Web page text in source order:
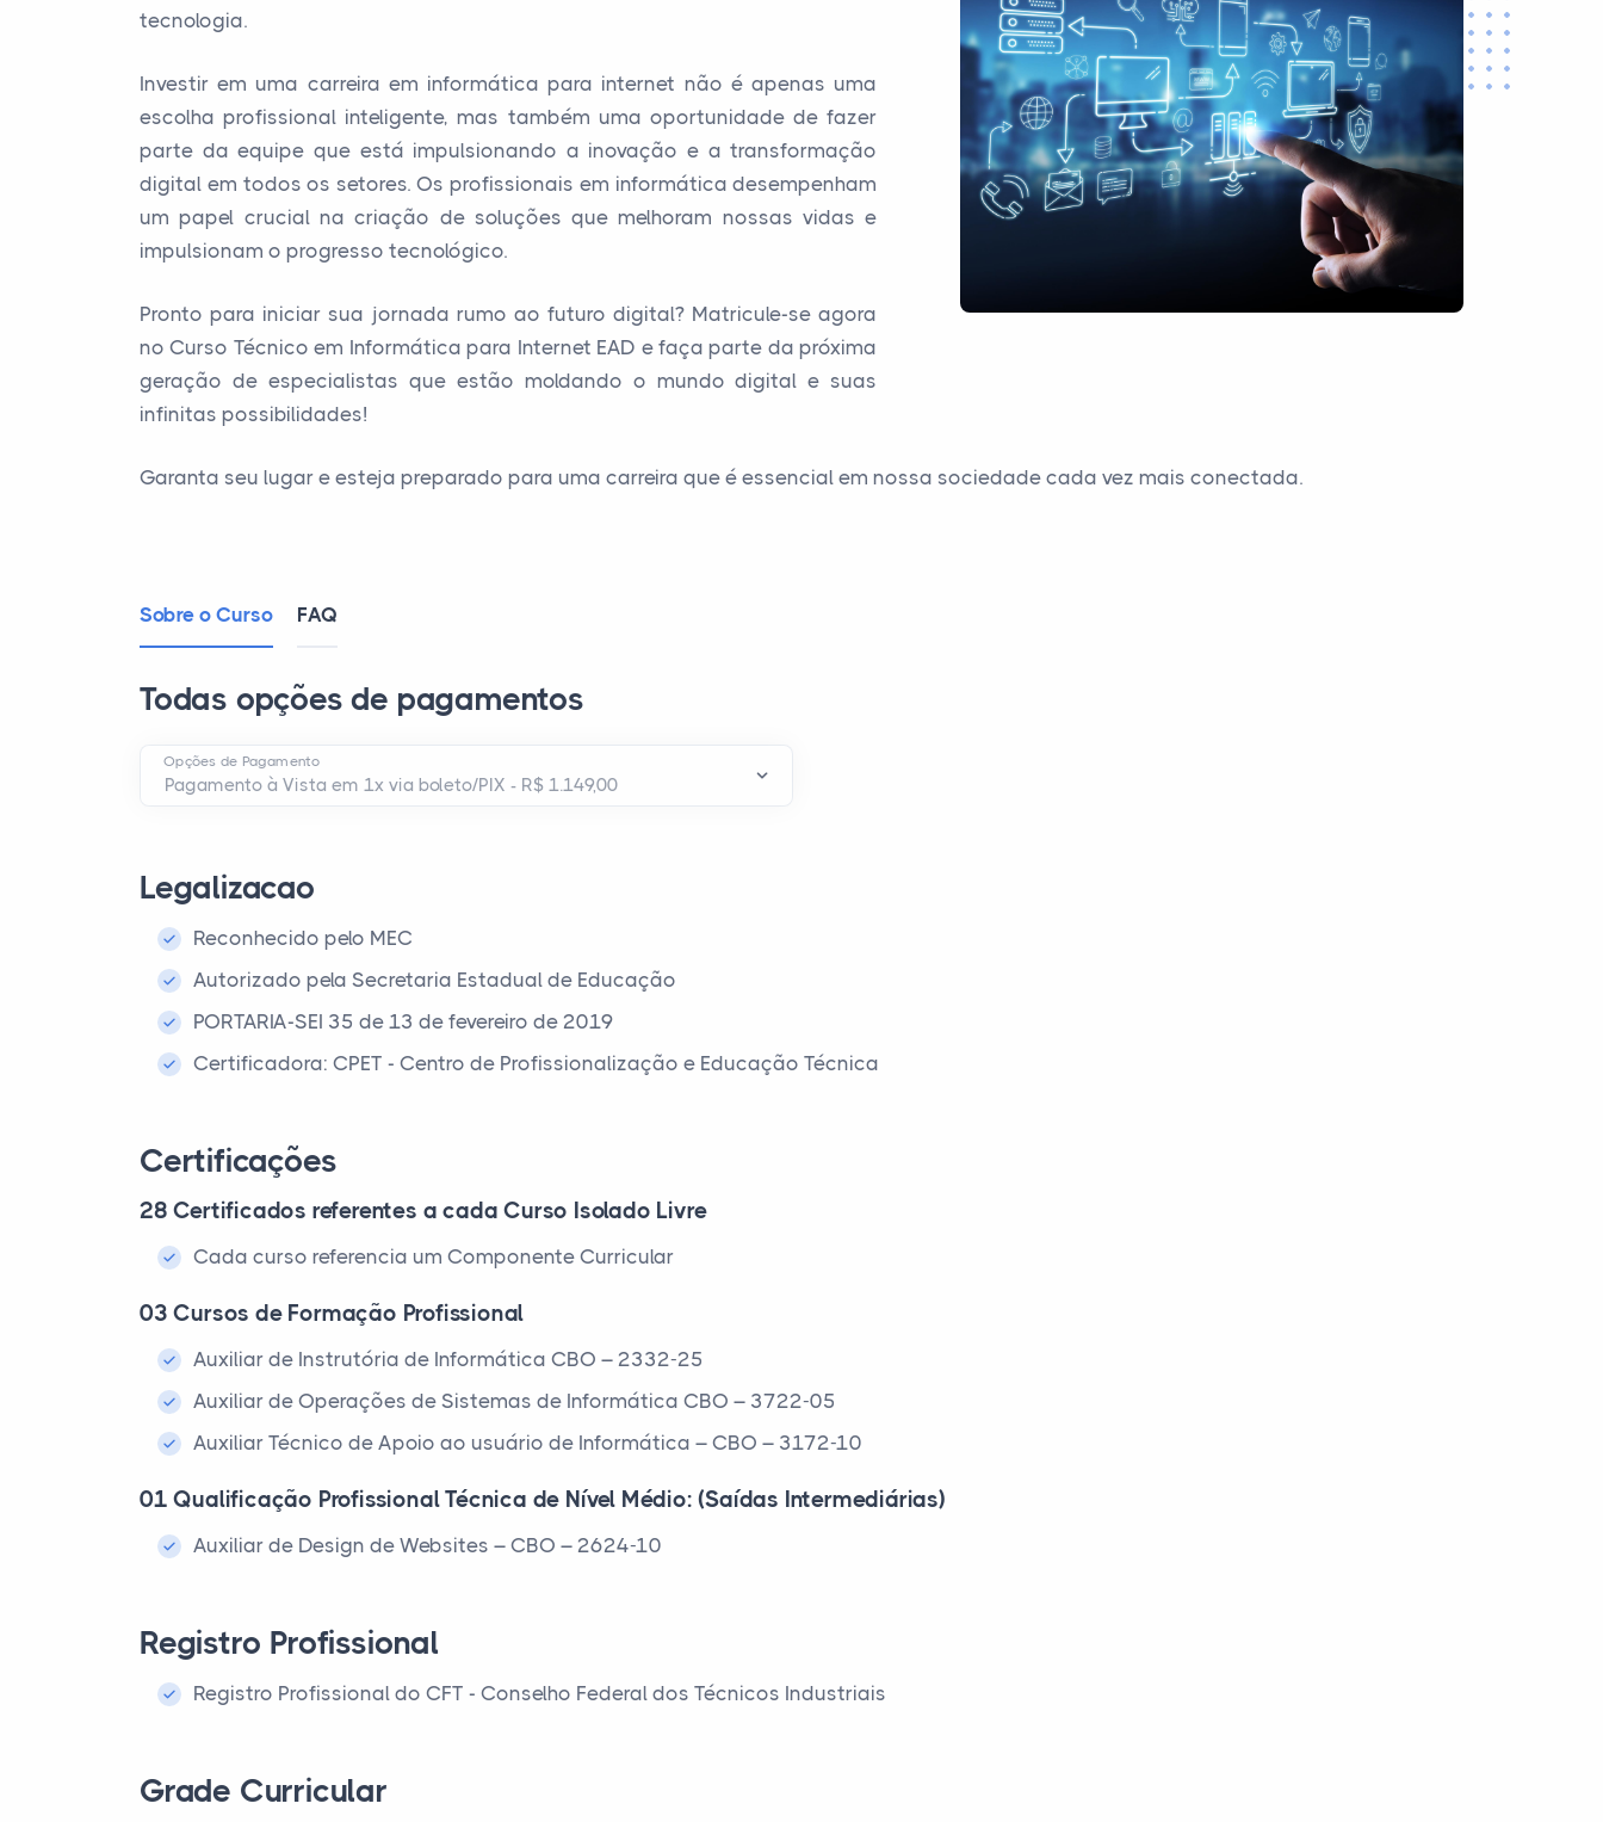
tecnologia.
Investir em uma carreira em informática para internet não é apenas uma
escolha profissional inteligente, mas também uma oportunidade de fazer
parte da equipe que está impulsionando a inovação e a transformação
digital em todos os setores. Os profissionais em informática desempenham
um papel crucial na criação de soluções que melhoram nossas vidas e
impulsionam o progresso tecnológico.
Pronto para iniciar sua jornada rumo ao futuro digital? Matricule-se agora
no Curso Técnico em Informática para Internet EAD e faça parte da próxima
geração de especialistas que estão moldando o mundo digital e suas
infinitas possibilidades!
Garanta seu lugar e esteja preparado para uma carreira que é essencial em nossa sociedade cada vez mais conectada.
Sobre o Curso FAQ
Todas opções de pagamentos
Opções de Pagamento
Legalizacao
Reconhecido pelo MEC
Autorizado pela Secretaria Estadual de Educação
PORTARIA-SEI 35 de 13 de fevereiro de 2019
Certificadora: CPET - Centro de Profissionalização e Educação Técnica
Certificações
28 Certificados referentes a cada Curso Isolado Livre
Cada curso referencia um Componente Curricular
03 Cursos de Formação Profissional
Auxiliar de Instrutória de Informática CBO – 2332-25
Auxiliar de Operações de Sistemas de Informática CBO – 3722-05
Auxiliar Técnico de Apoio ao usuário de Informática – CBO – 3172-10
01 Qualificação Profissional Técnica de Nível Médio: (Saídas Intermediárias)
Auxiliar de Design de Websites – CBO – 2624-10
Registro Profissional
Registro Profissional do CFT - Conselho Federal dos Técnicos Industriais
Grade Curricular